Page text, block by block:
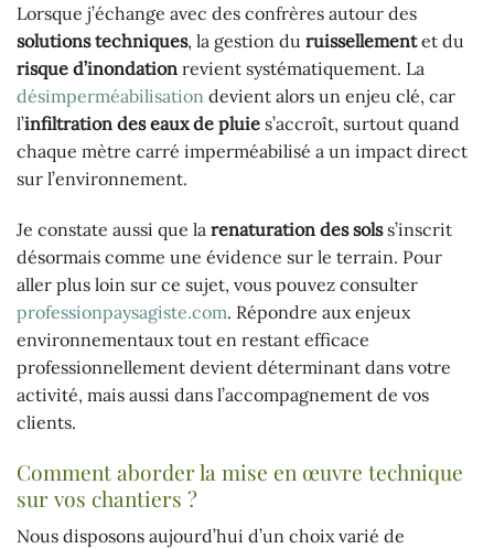
Lorsque j’échange avec des confrères autour des
solutions techniques, la gestion du ruissellementet du
risque d’inondation revient systématiquement. La
désimperméabilisation devient alors un enjeu clé, car
l’infiltration des eaux de pluie s’accroît, surtout quand
chaque mètre carré imperméabilisé a un impact direct
sur l’environnement.
Je constate aussi que la renaturation des solss’inscrit
désormais comme une évidence sur le terrain. Pour
aller plus loin sur ce sujet, vous pouvez consulter
professionpaysagiste.com. Répondre aux enjeux
environnementaux tout en restant efficace
professionnellement devient déterminant dans votre
activité, mais aussi dans l’accompagnement de vos
clients.
Comment aborder la mise en œuvre technique
sur vos chantiers ?
Nous disposons aujourd’hui d’un choix varié de